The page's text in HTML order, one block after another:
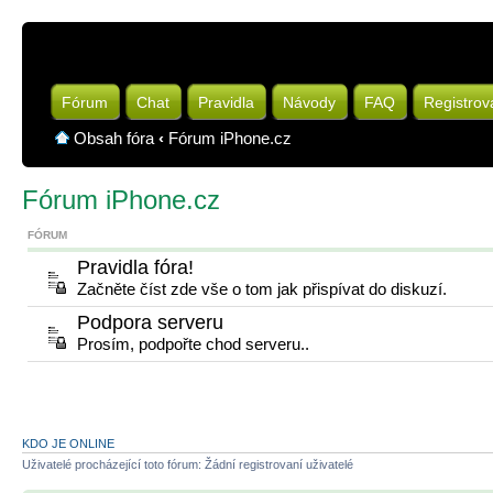
Fórum Chat Pravidla Návody FAQ
Obsah fóra ‹ Fórum iPhone.cz
Fórum iPhone.cz
FÓRUM
Pravidla fóra!
Začněte číst zde vše o tom jak přispívat do diskuzí.
Podpora serveru
Prosím, podpořte chod serveru..
KDO JE ONLINE
Uživatelé procházející toto fórum: Žádní registrovaní uživatelé